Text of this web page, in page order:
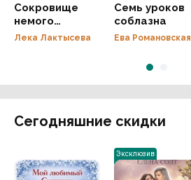
Сокровище
немого
дракона
Лека Лактысева
Семь уроков
соблазна
Ева Романовская
Сегодняшние скидки
Эксклюзив